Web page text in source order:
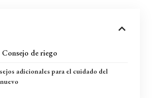
Consejo de riego
adicionales para el cuidado del